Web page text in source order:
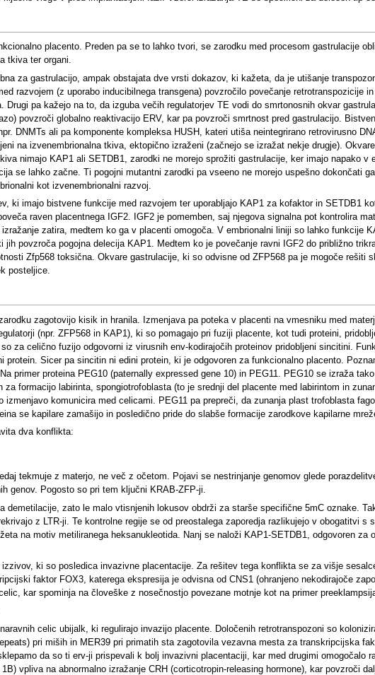
placento. Preden pa se to lahko tvori, se zarodku med procesom gastrulacije
tkiva ter organi.
za gastrulacijo, ampak obstajata dve vrsti dokazov, ki kažeta, da je utišanje
razvojem (z uporabo inducibilnega transgena) povzročilo povečanje retrotranspozicije
pa kažejo na to, da izguba večih regulatorjev TE vodi do smrtonosnih okvar
povzroči globalno reaktivacijo ERV, kar pa povzroči smrtnost pred gastrulacijo.
DNMTs ali pa komponente kompleksa HUSH, kateri utiša neintegrirano retrovirusno
na izvenembrionalna tkiva, ektopično izraženi (začnejo se izražat nekje drugje).
nimajo KAP1 ali SETDB1, zarodki ne morejo sprožiti gastrulacije, ker imajo napako v
se lahko začne. Ti pogojni mutantni zarodki pa vseeno ne morejo uspešno dokončati
kot izvenembrionalni razvoj.
ki imajo bistvene funkcije med razvojem ter uporabljajo KAP1 za kofaktor in SETDB1
raven placentnega IGF2. IGF2 je pomemben, saj njegova signalna pot kontrolira
zatira, medtem ko ga v placenti omogoča. V embrionalni liniji so lahko funkcije
povzroča pogojna delecija KAP1. Medtem ko je povečanje ravni IGF2 do približno
Zfp568 toksična. Okvare gastrulacije, ki so odvisne od ZFP568 pa je mogoče rešiti
posteljice.
zagotovijo kisik in hranila. Izmenjava pa poteka v placenti na vmesniku med
(npr. ZFP568 in KAP1), ki so pomagajo pri fuziji placente, kot tudi proteini,
za celično fuzijo odgovorni iz virusnih env-kodirajočih proteinov pridobljeni sincitini.
Sicer pa sincitin ni edini protein, ki je odgovoren za funkcionalno placento.
primer proteina PEG10 (paternally expressed gene 10) in PEG11. PEG10 se izraža
formacijo labirinta, spongiotrofoblasta (to je srednji del placente med labirintom in
komunicira med celicami. PEG11 pa prepreči, da zunanja plast trofoblasta
se kapilare zamašijo in posledično pride do slabše formacije zarodkove kapilarne
dva konflikta:
tekmuje z materjo, ne več z očetom. Pojavi se nestrinjanje genomov glede
genov. Pogosto so pri tem ključni KRAB-ZFP-ji.
demetilacije, zato le malo vtisnjenih lokusov obdrži za starše specifične 5mC oznake.
z LTR-ji. Te kontrolne regije se od preostalega zaporedja razlikujejo v obogatitvi
na motiv metiliranega heksanukleotida. Nanj se naloži KAP1-SETDB1, odgovoren za
ki so posledica invazivne placentacije. Za rešitev tega konflikta se za višje
faktor FOX3, katerega ekspresija je odvisna od CNS1 (ohranjeno nekodirajoče
kar spominja na človeške z nosečnostjo povezane motnje kot na primer
celic ubijalk, ki regulirajo invazijo placente. Določenih retrotranspozoni so
pri miših in MER39 pri primatih sta zagotovila vezavna mesta za transkripcijska
da so ti erv-ji prispevali k bolj invazivni placentaciji, kar med drugimi omogočalo
vpliva na abnormalno izražanje CRH (corticotropin-releasing hormone), kar povzroči